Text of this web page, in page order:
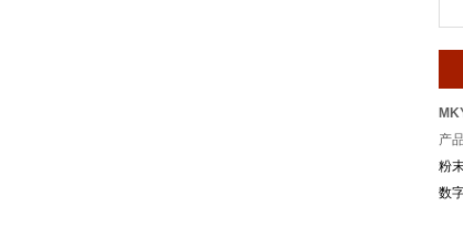
产
粉
数